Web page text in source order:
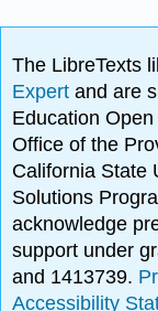
The LibreTexts
Expertand are
Education
Office of the
California State
Solutions
acknowledge
support under
and 1413739.
Accessibility